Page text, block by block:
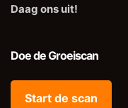
Daag ons uit!
Doe de Groeiscan
Start de scan